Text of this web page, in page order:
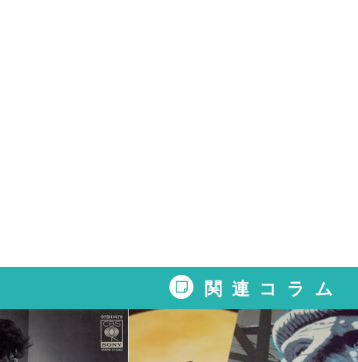
関連コラム